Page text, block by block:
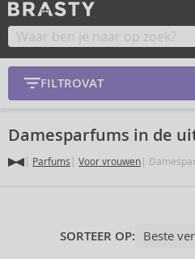
FILTROVAT
Damesparfums in de
Parfums Voor vrouwen
SORTEER OP: